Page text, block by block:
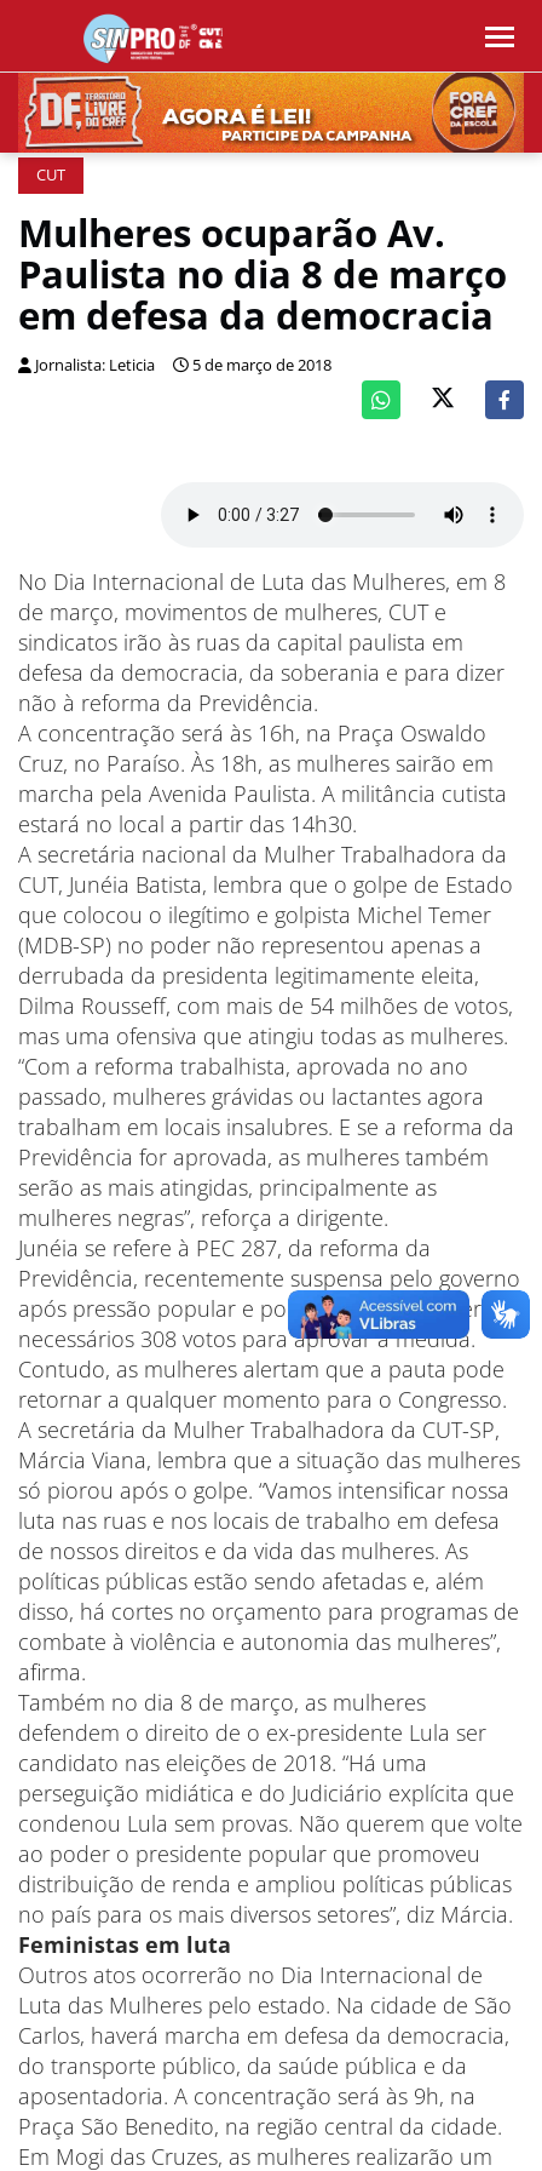
CUT
Mulheres ocuparão Av.
Paulista no dia 8 de março
em defesa da democracia
Jornalista: Leticia 5 de março de 2018
No Dia Internacional de Luta das Mulheres, em 8
de março, movimentos de mulheres, CUT e
sindicatos irão às ruas da capital paulista em
defesa da democracia, da soberania e para dizer
não à reforma da Previdência.
A concentração será às 16h, na Praça Oswaldo
Cruz, no Paraíso. Às 18h, as mulheres sairão em
marcha pela Avenida Paulista. A militância cutista
estará no local a partir das 14h30.
A secretária nacional da Mulher Trabalhadora da
CUT, Junéia Batista, lembra que o golpe de Estado
que colocou o ilegítimo e golpista Michel Temer
(MDB-SP) no poder não representou apenas a
derrubada da presidenta legitimamente eleita,
Dilma Rousseff, com mais de 54 milhões de votos,
mas uma ofensiva que atingiu todas as mulheres.
“Com a reforma trabalhista, aprovada no ano
passado, mulheres grávidas ou lactantes agora
trabalham em locais insalubres. E se a reforma da
Previdência for aprovada, as mulheres também
serão as mais atingidas, principalmente as
mulheres negras”, reforça a dirigente.
Junéia se refere à PEC 287, da reforma da
Previdência, recentemente suspensa pelo governo
após pressão popular e por falta de apoio – eram
necessários 308 votos para aprovar a medida.
Contudo, as mulheres alertam que a pauta pode
retornar a qualquer momento para o Congresso.
A secretária da Mulher Trabalhadora da CUT-SP,
Márcia Viana, lembra que a situação das mulheres
só piorou após o golpe. “Vamos intensificar nossa
luta nas ruas e nos locais de trabalho em defesa
de nossos direitos e da vida das mulheres. As
políticas públicas estão sendo afetadas e, além
disso, há cortes no orçamento para programas de
combate à violência e autonomia das mulheres”,
afirma.
Também no dia 8 de março, as mulheres
defendem o direito de o ex-presidente Lula ser
candidato nas eleições de 2018. “Há uma
perseguição midiática e do Judiciário explícita que
condenou Lula sem provas. Não querem que volte
ao poder o presidente popular que promoveu
distribuição de renda e ampliou políticas públicas
no país para os mais diversos setores”, diz Márcia.
Feministas em luta
Outros atos ocorrerão no Dia Internacional de
Luta das Mulheres pelo estado. Na cidade de São
Carlos, haverá marcha em defesa da democracia,
do transporte público, da saúde pública e da
aposentadoria. A concentração será às 9h, na
Praça São Benedito, na região central da cidade.
Em Mogi das Cruzes, as mulheres realizarão um